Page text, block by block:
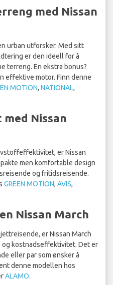
med Nissan
urban utforsker. Med sitt
er den ideell for å
terreng. En ekstra bonus?
effektive motor. Finn denne
MOTION, NATIONAL,
Nissan
er Nissan
men komfortable design
og fritidsreisende.
GREEN MOTION, AVIS,
Nissan March
er Nissan March
og kostnadseffektivitet. Det er
eller par som ønsker å
denne modellen hos
ALAMO.